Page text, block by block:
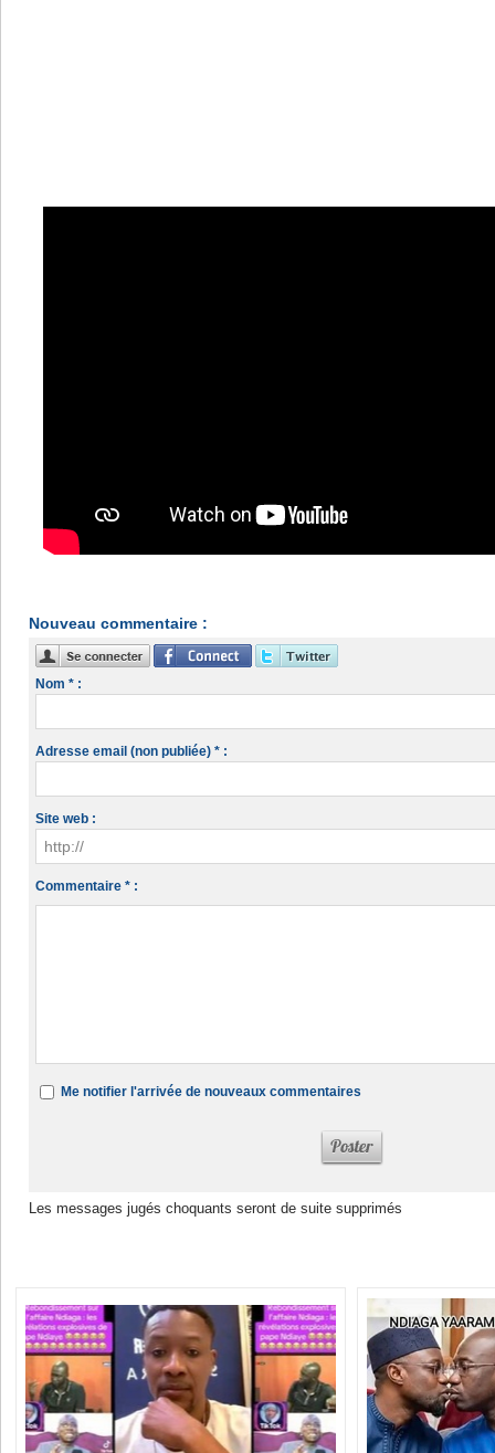
Nouveau commentaire :
Nom * :
Adresse email (non publiée) * :
Site web :
Commentaire * :
Me notifier l'arrivée de nouveaux commentaires
Les messages jugés choquants seront de suite supprimés